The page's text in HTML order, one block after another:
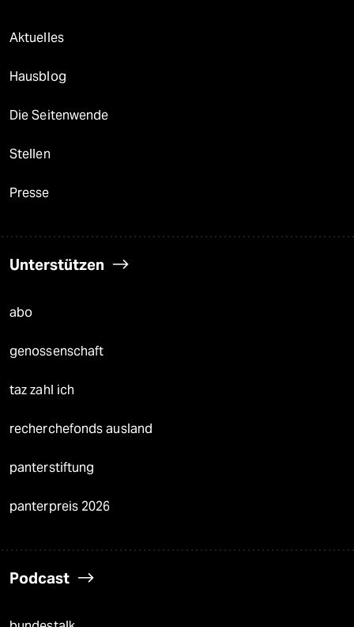
Aktuelles
Hausblog
Die Seitenwende
Stellen
Presse
Unterstützen
abo
genossenschaft
taz zahl ich
recherchefonds ausland
panterstiftung
panterpreis 2026
Podcast